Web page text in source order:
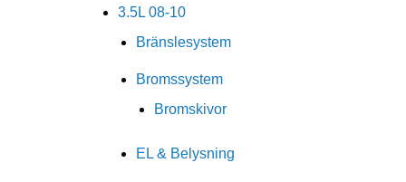
3.5L 08-10
Bränslesystem
Bromssystem
Bromskivor
EL & Belysning